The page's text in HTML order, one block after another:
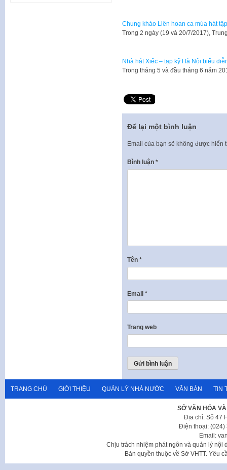
Chung khảo Liên hoan ca múa hát
Trong 2 ngày (19 và 20/7/2017),
Nhà hát Xiếc – tạp kỹ Hà Nội biểu
Trong tháng 5 và đầu tháng 6 năm
Để lại một bình luận
Email của bạn sẽ không được hiển
Bình luận *
Tên *
Email *
Trang web
TRANG CHỦ GIỚI THIỆU QUẢN LÝ NHÀ NƯỚC VĂN BẢN TIN
SỞ VĂN HÓA
Địa chỉ: Số 47
Điện thoại: (024)
Email:
Chịu trách nhiệm phát ngôn và quản lý nội
Bản quyền thuộc về Sở VHTT. Yêu